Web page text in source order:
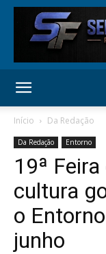
Início Da Redação
Da Redação Entorno
19ª
cultura
o
junho